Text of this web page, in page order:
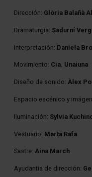
Dirección: Glòria Balañà
Dramaturgia: Sadurní
Interpretación: Daniela
Movimiento: Cia. Unaiuna
Diseño de sonido: Àlex
Espacio escénico y
Iluminación: Sylvia
Vestuario: Marta Rafa
Sastre: Aina March
Ayudantia de dirección: